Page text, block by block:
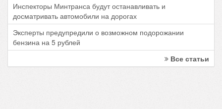
Инспекторы Минтранса будут останавливать и
досматривать автомобили на дорогах
Эксперты предупредили о возможном подорожании
бензина на 5 рублей
Все статьи